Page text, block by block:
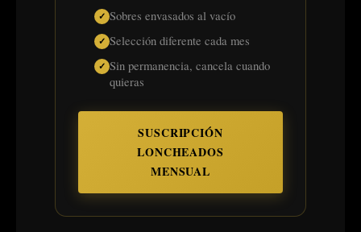
Sobres envasados al vacío
Selección diferente cada mes
Sin permanencia, cancela cuando
quieras
SUSCRIPCIÓN
LONCHEADOS
MENSUAL